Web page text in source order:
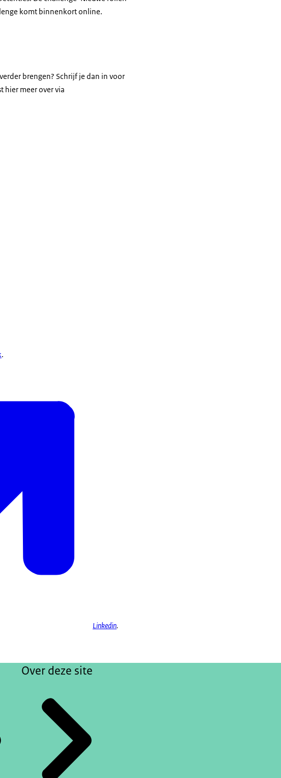
komt binnenkort online.
brengen? Schrijf je dan in voor
hier meer over via
.
Linkedin.
Over deze site